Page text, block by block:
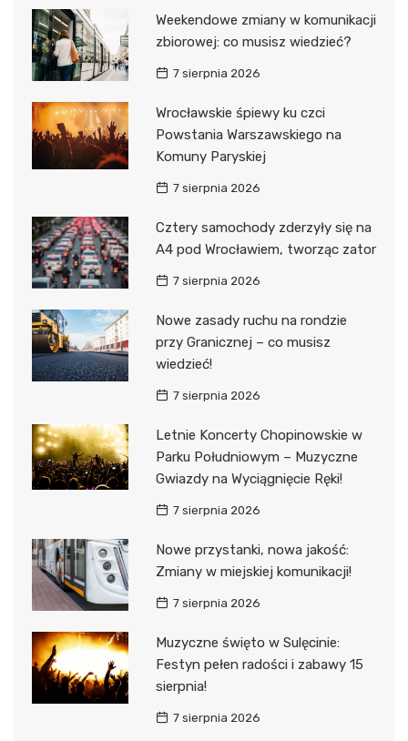
Weekendowe zmiany w komunikacji
zbiorowej: co musisz wiedzieć?
7 sierpnia 2026
Wrocławskie śpiewy ku czci
Powstania Warszawskiego na
Komuny Paryskiej
7 sierpnia 2026
Cztery samochody zderzyły się na
A4 pod Wrocławiem, tworząc zator
7 sierpnia 2026
Nowe zasady ruchu na rondzie
przy Granicznej – co musisz
wiedzieć!
7 sierpnia 2026
Letnie Koncerty Chopinowskie w
Parku Południowym – Muzyczne
Gwiazdy na Wyciągnięcie Ręki!
7 sierpnia 2026
Nowe przystanki, nowa jakość:
Zmiany w miejskiej komunikacji!
7 sierpnia 2026
Muzyczne święto w Sulęcinie:
Festyn pełen radości i zabawy 15
sierpnia!
7 sierpnia 2026